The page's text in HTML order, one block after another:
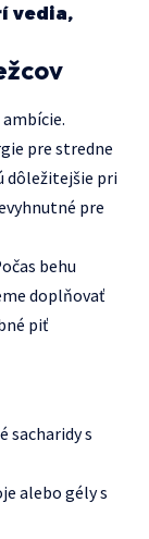
vedia,
pre stredne
dôležitejšie pri
pre
behu
doplňovať
piť
sacharidy s
alebo gély s